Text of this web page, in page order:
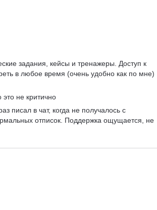
задания, кейсы и тренажеры. Доступ к
в любое время (очень удобно как по мне)
не критично
писал в чат, когда не получалось с
отписок. Поддержка ощущается, не